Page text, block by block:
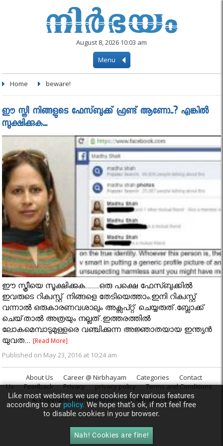
August 8, 2026 10:03 am
Menu
Home beware!
ഈ സ്ത്രീ നിങ്ങളുടെ ഫേസ്ബുക്ക് ഫ്രണ്ട് ആണോ..? എങ്കില്‍
സൂക്ഷിക്കുക...
ഈ സ്ത്രീയെ സൂക്ഷിക്കുക.......ഒരു പക്ഷെ ഫേസ്ബുക്കിൽ
ഇവരുടെ റിക്വസ്റ്റ് നിങ്ങളെ തേടിയെത്താം.ഇനി റിക്വസ്റ്റ്
വന്നാൽ ഒരുകാരണവശാലും അക്സപ്റ്റ് ചെയ്യരുത്.ബ്ലോക്ക്
ചെയ്‌താൽ അത്രയും നല്ലത്.ഇത്തരത്തില്‍
ലോകമെമ്പാടുമുള്ളരെ വഞ്ചിക്കുന്ന അജ്ഞാതയായ ഇന്ത്യന്‍
യുവത...[Read More]
Published on May 23, 2016 at 10:24 am
About Us Career @ Nirbhayam Categories
Contact
Us
Feedback Privacy privacy policy
Terms and Conditions
© Copyright 2016Nirbhayam.com. All rights reserved.
Like most websites we use cookies for various features
according to ourpolicy.We hope that’s ok, if not feel free
to disable cookies in your browser.
Nah! Cookies are fine!